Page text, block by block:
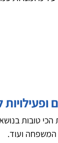
טובות בנושא
המשפחה ועוד.